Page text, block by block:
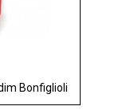
Bonfiglioli